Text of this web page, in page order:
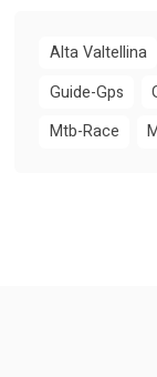
Alta Valtellina
Guide-Gps
Mtb-Race